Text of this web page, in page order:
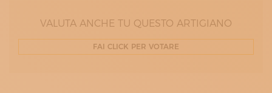
VALUTA ANCHE TU QUESTO ARTIGIANO
FAI CLICK PER VOTARE